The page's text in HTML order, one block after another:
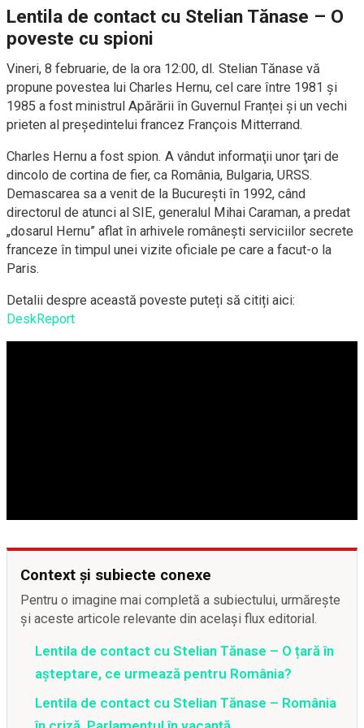
Lentila de contact cu Stelian Tănase – O
poveste cu spioni
Vineri, 8 februarie, de la ora 12:00, dl. Stelian Tănase vă
propune povestea lui Charles Hernu, cel care între 1981 și
1985 a fost ministrul Apărării în Guvernul Franței și un vechi
prieten al preşedintelui francez François Mitterrand.
Charles Hernu a fost spion. A vândut informaţii unor ţari de
dincolo de cortina de fier, ca România, Bulgaria, URSS.
Demascarea sa a venit de la Bucureşti în 1992, când
directorul de atunci al SIE, generalul Mihai Caraman, a predat
„dosarul Hernu” aflat în arhivele româneşti serviciilor secrete
franceze în timpul unei vizite oficiale pe care a facut-o la
Paris.
Detalii despre această poveste puteți să citiți aici:
DeskReport
Context și subiecte conexe
Pentru o imagine mai completă a subiectului, urmărește
și aceste articole relevante din același flux editorial.
Lentila de contact cu Stelian Tănase – O țară în
așteptare, ce urmează pentru România?
Lentila de contact cu Stelian Tănase – România